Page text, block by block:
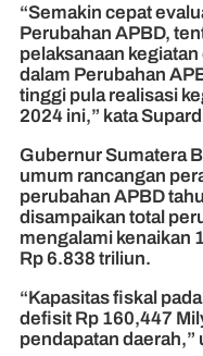
“Semakin cepat
Perubahan APBD,
pelaksanaan
dalam Perubahan
tinggi pula realisasi
2024 ini,” kata
Gubernur Sumatera
umum rancangan
perubahan APBD
disampaikan total
mengalami kenaikan
Rp 6.838 triliun.
“Kapasitas fiskal
defisit Rp 160,447
pendapatan